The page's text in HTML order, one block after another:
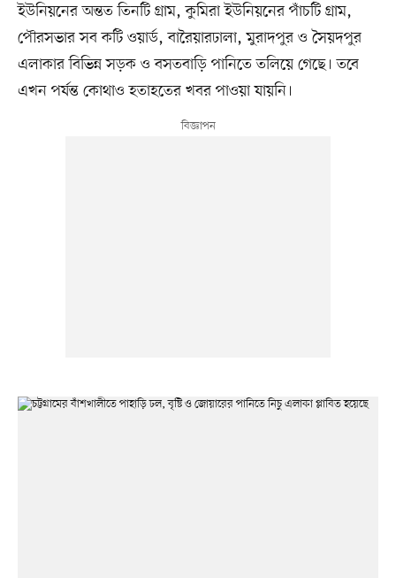
ইউনিয়নের অন্তত তিনটি গ্রাম, কুমিরা ইউনিয়নের পাঁচটি গ্রাম,
পৌরসভার সব কটি ওয়ার্ড, বারৈয়ারঢালা, মুরাদপুর ও সৈয়দপুর
এলাকার বিভিন্ন সড়ক ও বসতবাড়ি পানিতে তলিয়ে গেছে। তবে
এখন পর্যন্ত কোথাও হতাহতের খবর পাওয়া যায়নি।